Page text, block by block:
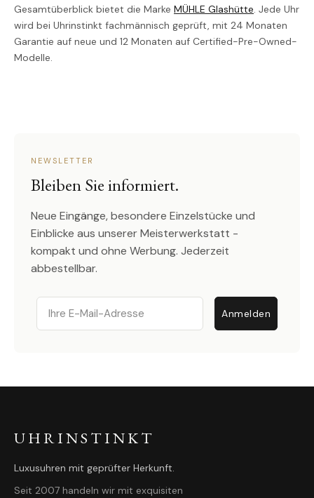
Gesamtüberblick bietet die Marke MÜHLE Glashütte. Jede Uhr
wird bei Uhrinstinkt fachmännisch geprüft, mit 24 Monaten
Garantie auf neue und 12 Monaten auf Certified-Pre-Owned-
Modelle.
NEWSLETTER
Bleiben Sie informiert.
Neue Eingänge, besondere Einzelstücke und
Einblicke aus unserer Meisterwerkstatt -
kompakt und ohne Werbung. Jederzeit
abbestellbar.
Email
Anmelden
UHRINSTINKT
Luxusuhren mit geprüfter Herkunft.
Seit 2007 handeln wir mit exquisiten